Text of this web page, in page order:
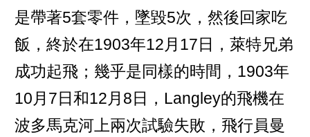
是帶著5套零件，墜毀5次，然後回家吃
飯，終於在1903年12月17日，萊特兄弟
成功起飛；幾乎是同樣的時間，1903年
10月7日和12月8日，Langley的飛機在
波多馬克河上兩次試驗失敗，飛行員曼